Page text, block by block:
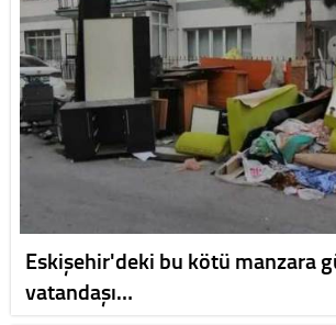
Eskişehir'deki bu kötü manzara
vatandaşı…